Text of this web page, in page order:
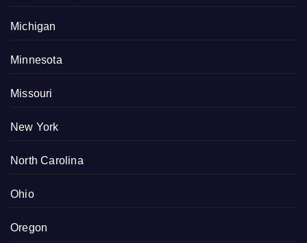
Michigan
Minnesota
Missouri
New York
North Carolina
Ohio
Oregon